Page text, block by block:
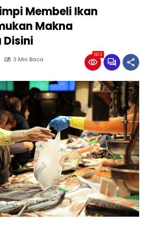
Membeli Ikan
Makna
Disini
3 Min Baca
603